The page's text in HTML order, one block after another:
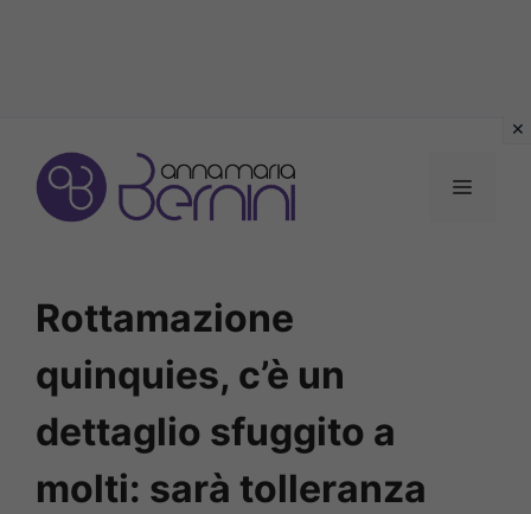
contenuto
MENU
Rottamazione
quinquies, c’è un
dettaglio sfuggito a
molti: sarà tolleranza